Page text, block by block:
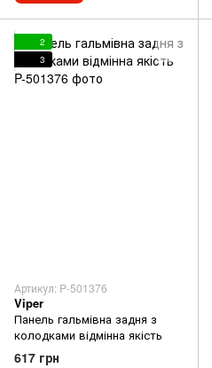
2
3
Артикул: P-501376
Viper
Панель гальмівна задня з
колодками відмінна якість
617 грн